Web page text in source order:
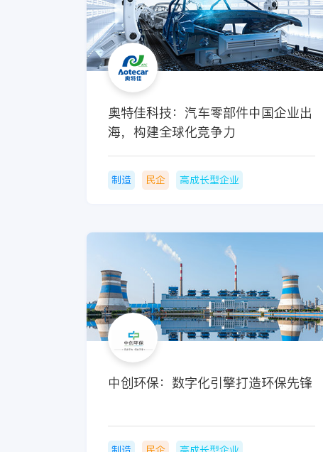
奥特佳科技：汽车零部件中国企业出
海，构建全球化竞争力
制造 民企 高成长型企业
中创环保：数字化引擎打造环保先锋